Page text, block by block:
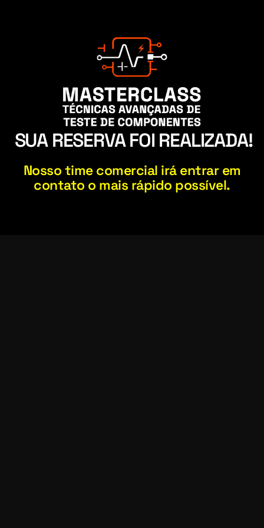
SUA RESERVA FOI REALIZADA!
Nosso time comercial irá entrar em
contato o mais rápido possível.